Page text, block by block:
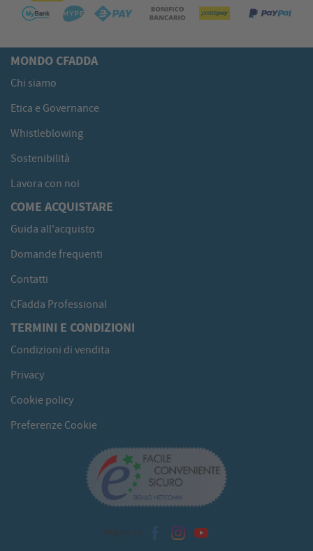
MONDO CFADDA
Chi siamo
Etica e Governance
Whistleblowing
Sostenibilità
Lavora con noi
COME ACQUISTARE
Guida all'acquisto
Domande frequenti
Contatti
CFadda Professional
TERMINI E CONDIZIONI
Condizioni di vendita
Privacy
Cookie policy
Preferenze Cookie
Seguici su